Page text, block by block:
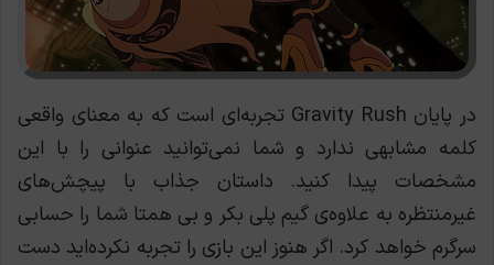
در پایان Gravity Rush تجربه‌ای است که به معنای واقعی
کلمه مشابهی ندارد و شما نمی‌توانید عنوانی را با این
مشخصات پیدا کنید. داستان جذاب با پیچش‌های
غیرمنتظره به علاوه‌ی گیم پلی بکر و بی همتا شما را حسابی
سرگرم خواهد کرد. اگر هنوز این بازی را تجربه نکرده‌اید دست